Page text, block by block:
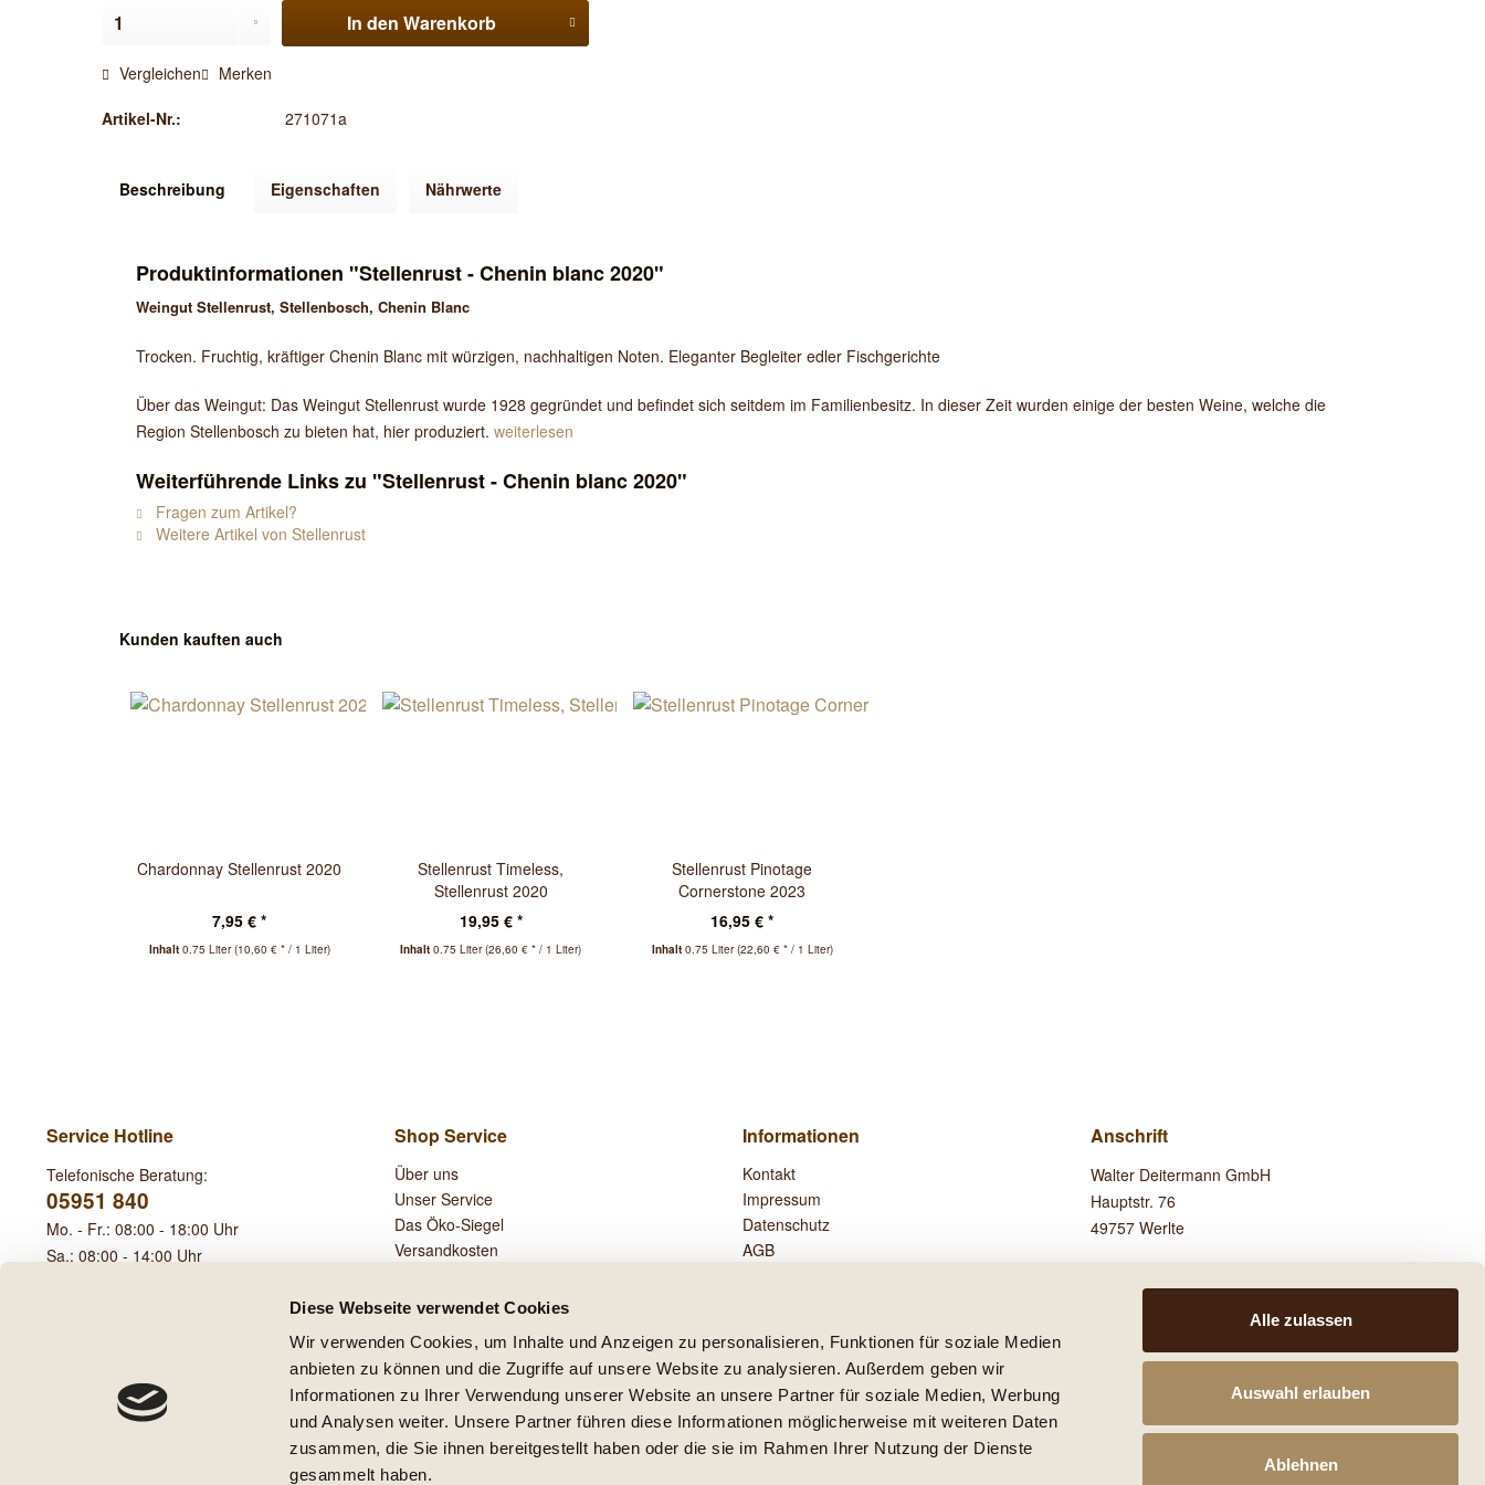
Diese Webseite verwendet Cookies
Wir verwenden Cookies, um Inhalte und Anzeigen zu personalisieren, Funktionen für soziale Medien
anbieten zu können und die Zugriffe auf unsere Website zu analysieren. Außerdem geben wir
Informationen zu Ihrer Verwendung unserer Website an unsere Partner für soziale Medien, Werbung
und Analysen weiter. Unsere Partner führen diese Informationen möglicherweise mit weiteren Daten
zusammen, die Sie ihnen bereitgestellt haben oder die sie im Rahmen Ihrer Nutzung der Dienste
gesammelt haben.
Alle zulassen
Auswahl erlauben
Ablehnen
In den Warenkorb
Vergleichen Merken
Artikel-Nr.: 271071a
Beschreibung Eigenschaften Nährwerte
Produktinformationen "Stellenrust - Chenin blanc 2020"
Weingut Stellenrust, Stellenbosch, Chenin Blanc
Trocken. Fruchtig, kräftiger Chenin Blanc mit würzigen, nachhaltigen Noten. Eleganter Begleiter edler Fischgerichte
Über das Weingut: Das Weingut Stellenrust wurde 1928 gegründet und befindet sich seitdem im Familienbesitz. In dieser Zeit wurden einige der besten Weine, welche die
Region Stellenbosch zu bieten hat, hier produziert. weiterlesen
Weiterführende Links zu "Stellenrust - Chenin blanc 2020"
Fragen zum Artikel?
Weitere Artikel von Stellenrust
Kunden kauften auch
Chardonnay Stellenrust 2020
7,95 € *
Inhalt 0.75 Liter(10,60 € * / 1 Liter)
Stellenrust Timeless,
Stellenrust 2020
19,95 € *
Inhalt0.75 Liter(26,60 € * / 1 Liter)
Stellenrust Pinotage
Cornerstone 2023
16,95 € *
Inhalt 0.75 Liter(22,60 € * / 1 Liter)
Service Hotline
Telefonische Beratung:
05951 840
Mo. - Fr.: 08:00 - 18:00 Uhr
Sa.: 08:00 - 14:00 Uhr
Shop Service
Über uns
Unser Service
Das Öko-Siegel
Versandkosten
Informationen
Kontakt
Impressum
Datenschutz
AGB
Vertrag widerrufen
Anschrift
Walter Deitermann GmbH
Hauptstr. 76
49757 Werlte
* Alle Preise inkl. gesetzl. Mehrwertsteuer zzgl.Versandkostenund ggf. Nachnahmegebühren, wenn nicht anders beschrieben.
** Gilt für Lieferungen innerhalb Deutschlands, Lieferzeiten für andere Länder entnehmen Sie bitte der Schaltfläche mit den Versandinformationen.